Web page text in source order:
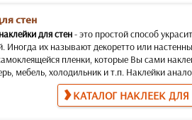
стен
для стен-это простой способ
Иногда их называют декоретто или
пленки, которые Вы сами
мебель, холодильник и т.п. Наклейки
КАТАЛОГ НАКЛЕЕК